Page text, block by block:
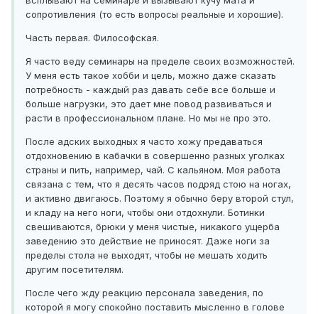
сопротивления (то есть вопросы реальные и хорошие).
Часть первая. Философская.
Я часто веду семинары на пределе своих возможностей.
У меня есть такое хобби и цель, можно даже сказать
потребность - каждый раз давать себе все больше и
больше нагрузки, это дает мне повод развиваться и
расти в профессиональном плане. Но мы не про это.
После адских выходных я часто хожу предаваться
отдохновению в кабачки в совершенно разных уголках
страны и пить, например, чай. С кальяном. Моя работа
связана с тем, что я десять часов подряд стою на ногах,
и активно двигаюсь. Поэтому я обычно беру второй стул,
и кладу на него ноги, чтобы они отдохнули. Ботинки
свешиваются, брюки у меня чистые, никакого ущерба
заведению это действие не приносят. Даже ноги за
пределы стола не выходят, чтобы не мешать ходить
другим посетителям.
После чего жду реакцию персонала заведения, по
которой я могу спокойно поставить мысленно в голове